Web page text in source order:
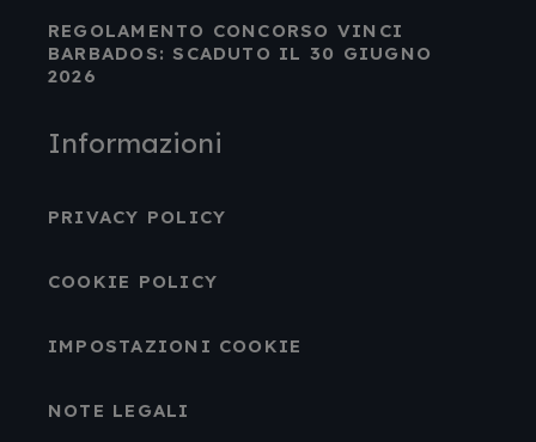
REGOLAMENTO CONCORSO VINCI
BARBADOS: SCADUTO IL 30 GIUGNO
2026
Informazioni
PRIVACY POLICY
COOKIE POLICY
IMPOSTAZIONI COOKIE
NOTE LEGALI